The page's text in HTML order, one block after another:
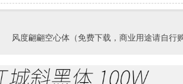
风度翩翩空心体（免费下载，商业用途请自行